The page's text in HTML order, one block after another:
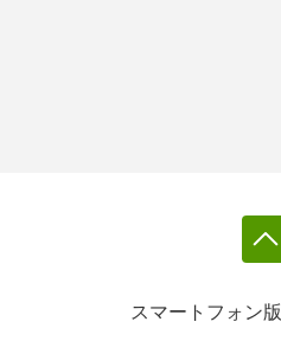
スマートフォン版